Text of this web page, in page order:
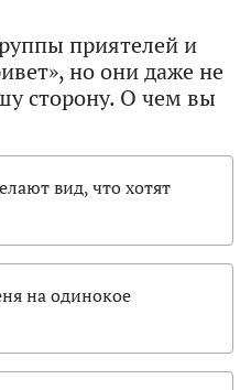
приятелей и
но они даже не
сторону. О чем вы
вид, что хотят
на одинокое